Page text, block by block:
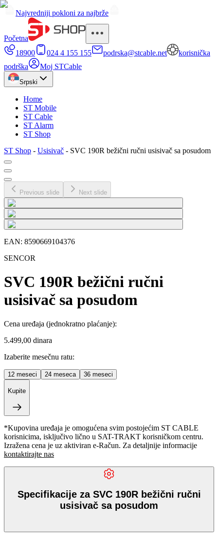
Najvredniji pokloni za najbrže
Početna
18900
024 4 155 155 podrska@stcable.net
korisnička
podrška
Moj STCable
Srpski
Home
ST Mobile
ST Cable
ST Alarm
ST Shop
ST Shop - Usisivač - SVC 190R bežični ručni usisivač sa posudom
Previous slide Next slide
EAN: 8590669104376
SENCOR
SVC 190R bežični ručni
usisivač sa posudom
Cena uređaja (jednokratno plaćanje):
5.499,00 dinara
Izaberite mesečnu ratu:
12 meseci 24 meseca 36 meseci
Kupite
*Kupovina uređaja je omogućena svim postojećim ST CABLE
korisnicima, isključivo lično u SAT-TRAKT korisničkom centru.
Izražena cena je uz aktiviran e-Račun. Za detaljnije informacije
kontaktirajte nas
Specifikacije za SVC 190R bežični ručni
usisivač sa posudom